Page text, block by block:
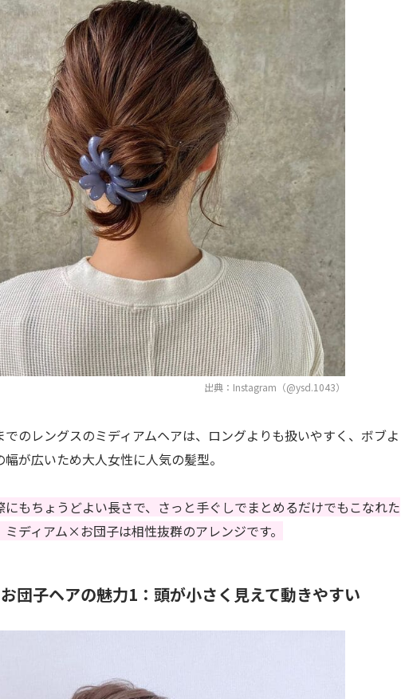
出典：Instagram（@ysd.1043）
のレングスのミディアムヘアは、ロングよりも扱いやすく、ボブよ
が広いため大人女性に人気の髪型。
もちょうどよい長さで、さっと手ぐしでまとめるだけでもこなれた
ディアム×お団子は相性抜群のアレンジです。
団子ヘアの魅力1：頭が小さく見えて動きやすい